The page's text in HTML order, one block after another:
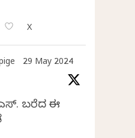
X
29 May 2024
ಬರೆದ ಈ